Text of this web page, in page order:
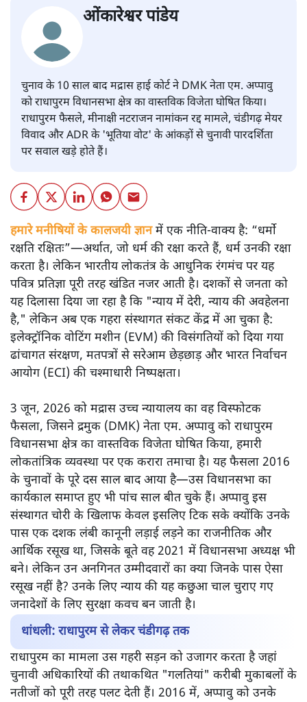
ओंकारेश्वर पांडेय
चुनाव के 10 साल बाद मद्रास हाई कोर्ट ने DMK नेता एम. अप्पावु
को राधापुरम विधानसभा क्षेत्र का वास्तविक विजेता घोषित किया।
राधापुरम फैसले, मीनाक्षी नटराजन नामांकन रद्द मामले, चंडीगढ़ मेयर
विवाद और ADR के 'भूतिया वोट' के आंकड़ों से चुनावी पारदर्शिता
पर सवाल खड़े होते हैं।
हमारे मनीषियों के कालजयी ज्ञानमें एक नीति-वाक्य है: “धर्मो
रक्षति रक्षितः”—अर्थात, जो धर्म की रक्षा करते हैं, धर्म उनकी रक्षा
करता है। लेकिन भारतीय लोकतंत्र के आधुनिक रंगमंच पर यह
पवित्र प्रतिज्ञा पूरी तरह खंडित नजर आती है। दशकों से जनता को
यह दिलासा दिया जा रहा है कि "न्याय में देरी, न्याय की अवहेलना
है," लेकिन अब एक गहरा संस्थागत संकट केंद्र में आ चुका है:
इलेक्ट्रॉनिक वोटिंग मशीन (EVM) की विसंगतियों को दिया गया
ढांचागत संरक्षण, मतपत्रों से सरेआम छेड़छाड़ और भारत निर्वाचन
आयोग (ECI) की चश्माधारी निष्पक्षता।
3 जून, 2026 को मद्रास उच्च न्यायालय का वह विस्फोटक
फैसला, जिसने द्रमुक (DMK) नेता एम. अप्पावु को राधापुरम
विधानसभा क्षेत्र का वास्तविक विजेता घोषित किया, हमारी
लोकतांत्रिक व्यवस्था पर एक करारा तमाचा है। यह फैसला 2016
के चुनावों के पूरे दस साल बाद आया है—उस विधानसभा का
कार्यकाल समाप्त हुए भी पांच साल बीत चुके हैं। अप्पावु इस
संस्थागत चोरी के खिलाफ केवल इसलिए टिक सके क्योंकि उनके
पास एक दशक लंबी कानूनी लड़ाई लड़ने का राजनीतिक और
आर्थिक रसूख था, जिसके बूते वह 2021 में विधानसभा अध्यक्ष भी
बने। लेकिन उन अनगिनत उम्मीदवारों का क्या जिनके पास ऐसा
रसूख नहीं है? उनके लिए न्याय की यह कछुआ चाल चुराए गए
जनादेशों के लिए सुरक्षा कवच बन जाती है।
धांधली: राधापुरम से लेकर चंडीगढ़ तक
राधापुरम का मामला उस गहरी सड़न को उजागर करता है जहां
चुनावी अधिकारियों की तथाकथित "गलतियां" करीबी मुकाबलों के
नतीजों को पूरी तरह पलट देती हैं। 2016 में, अप्पावु को उनके